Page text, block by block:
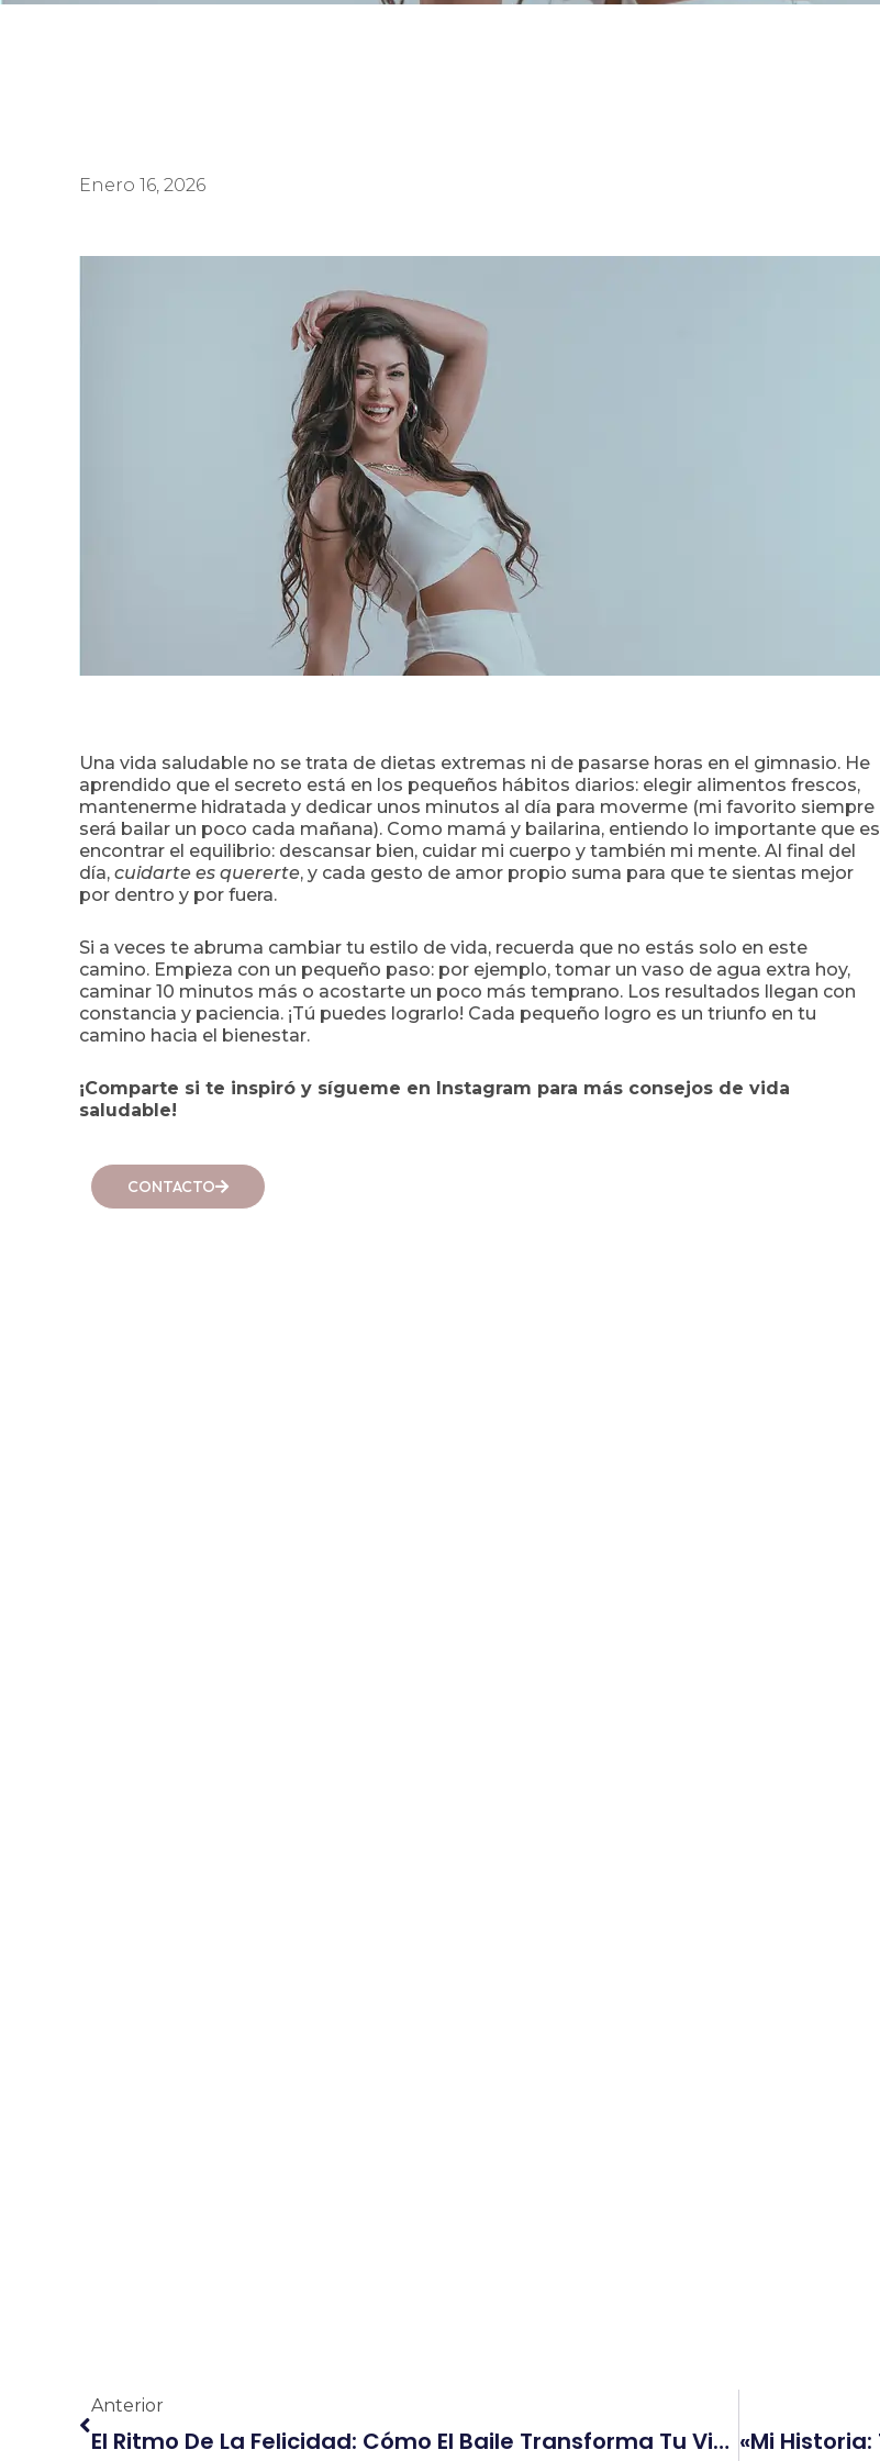
Enero 16, 2026
Una vida saludable no se trata de dietas extremas ni de pasarse horas en el gimnasio. He
aprendido que el secreto está en los pequeños hábitos diarios: elegir alimentos frescos,
mantenerme hidratada y dedicar unos minutos al día para moverme (mi favorito siempre
será bailar un poco cada mañana). Como mamá y bailarina, entiendo lo importante que es
encontrar el equilibrio: descansar bien, cuidar mi cuerpo y también mi mente. Al final del
día, cuidarte es quererte, y cada gesto de amor propio suma para que te sientas mejor
por dentro y por fuera.
Si a veces te abruma cambiar tu estilo de vida, recuerda que no estás solo en este
camino. Empieza con un pequeño paso: por ejemplo, tomar un vaso de agua extra hoy,
caminar 10 minutos más o acostarte un poco más temprano. Los resultados llegan con
constancia y paciencia. ¡Tú puedes lograrlo! Cada pequeño logro es un triunfo en tu
camino hacia el bienestar.
¡Comparte si te inspiró y sígueme en Instagram para más consejos de vida
saludable!
CONTACTO
Anterior
El Ritmo De La Felicidad: Cómo El Baile Transforma Tu Vida